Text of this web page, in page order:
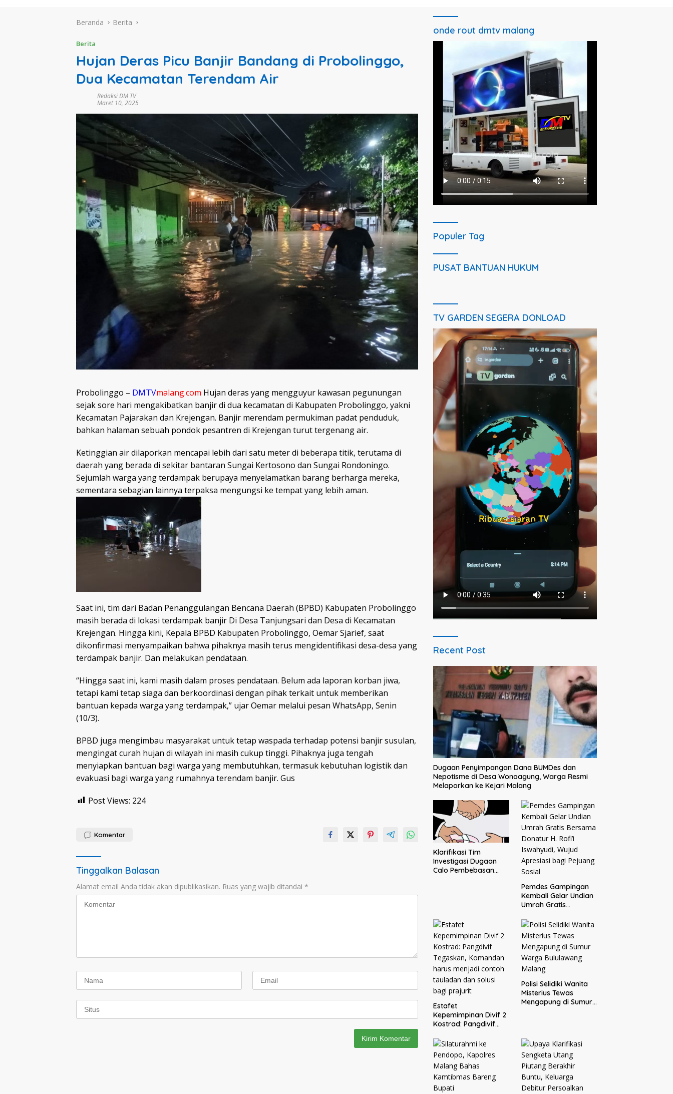
Beranda Berita
Berita
Hujan Deras Picu Banjir Bandang di Probolinggo,
Dua Kecamatan Terendam Air
Redaksi DM TV
Maret 10, 2025
Probolinggo – DMTVmalang.com Hujan deras yang mengguyur kawasan pegunungan
sejak sore hari mengakibatkan banjir di dua kecamatan di Kabupaten Probolinggo, yakni
Kecamatan Pajarakan dan Krejengan. Banjir merendam permukiman padat penduduk,
bahkan halaman sebuah pondok pesantren di Krejengan turut tergenang air.
Ketinggian air dilaporkan mencapai lebih dari satu meter di beberapa titik, terutama di
daerah yang berada di sekitar bantaran Sungai Kertosono dan Sungai Rondoningo.
Sejumlah warga yang terdampak berupaya menyelamatkan barang berharga mereka,
sementara sebagian lainnya terpaksa mengungsi ke tempat yang lebih aman.
Saat ini, tim dari Badan Penanggulangan Bencana Daerah (BPBD) Kabupaten Probolinggo
masih berada di lokasi terdampak banjir Di Desa Tanjungsari dan Desa di Kecamatan
Krejengan. Hingga kini, Kepala BPBD Kabupaten Probolinggo, Oemar Sjarief, saat
dikonfirmasi menyampaikan bahwa pihaknya masih terus mengidentifikasi desa-desa yang
terdampak banjir. Dan melakukan pendataan.
“Hingga saat ini, kami masih dalam proses pendataan. Belum ada laporan korban jiwa,
tetapi kami tetap siaga dan berkoordinasi dengan pihak terkait untuk memberikan
bantuan kepada warga yang terdampak,” ujar Oemar melalui pesan WhatsApp, Senin
(10/3).
BPBD juga mengimbau masyarakat untuk tetap waspada terhadap potensi banjir susulan,
mengingat curah hujan di wilayah ini masih cukup tinggi. Pihaknya juga tengah
menyiapkan bantuan bagi warga yang membutuhkan, termasuk kebutuhan logistik dan
evakuasi bagi warga yang rumahnya terendam banjir. Gus
Post Views: 224
Komentar
Tinggalkan Balasan
Alamat email Anda tidak akan dipublikasikan. Ruas yang wajib ditandai *
onde rout dmtv malang
Populer Tag
PUSAT BANTUAN HUKUM
TV GARDEN SEGERA DONLOAD
Recent Post
Dugaan Penyimpangan Dana BUMDes dan
Nepotisme di Desa Wonoagung, Warga Resmi
Melaporkan ke Kejari Malang
Klarifikasi Tim
Investigasi Dugaan
Calo Pembebasan
Pemdes Gampingan
Kembali Gelar Undian
Umrah Gratis
Rofi’i Iswahyudi,
Wujud Apresiasi bagi
Pejuang Sosial
Estafet
Kepemimpinan Divif 2
Kostrad: Pangdivif
harus menjadi contoh
tauladan dan solusi
bagi prajurit
Polisi Selidiki Wanita
Misterius Tewas
Mengapung di Sumur